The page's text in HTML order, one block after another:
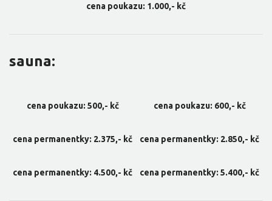
cena poukazu: 1.000,- kč
sauna:
cena poukazu: 500,- kč cena poukazu: 600,- kč
cena permanentky: 2.375,- kč cena permanentky: 2.850,- kč
cena permanentky: 4.500,- kč cena permanentky: 5.400,- kč